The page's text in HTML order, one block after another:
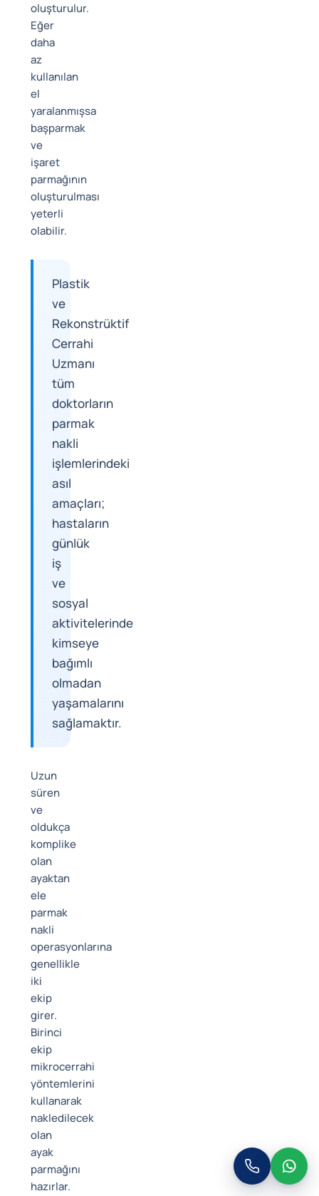
oluşturulur.
Eğer
daha
az
kullanılan
el
yaralanmışsa
başparmak
ve
işaret
parmağının
oluşturulması
yeterli
olabilir.
Plastik
ve
Rekonstrüktif
Cerrahi
Uzmanı
tüm
doktorların
parmak
nakli
işlemlerindeki
asıl
amaçları;
hastaların
günlük
iş
ve
sosyal
aktivitelerinde
kimseye
bağımlı
olmadan
yaşamalarını
sağlamaktır.
Uzun
süren
ve
oldukça
komplike
olan
ayaktan
ele
parmak
nakli
operasyonlarına
genellikle
iki
ekip
girer.
Birinci
ekip
mikrocerrahi
yöntemlerini
kullanarak
nakledilecek
olan
ayak
parmağını
hazırlar.